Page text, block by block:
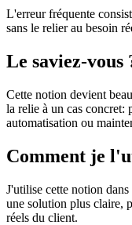
L'erreur fréquente
sans le relier au besoin
Le saviez-vous
Cette notion devient
la relie à un cas concret:
automatisation ou
Comment je
J'utilise cette notion
une solution plus claire,
réels du client.